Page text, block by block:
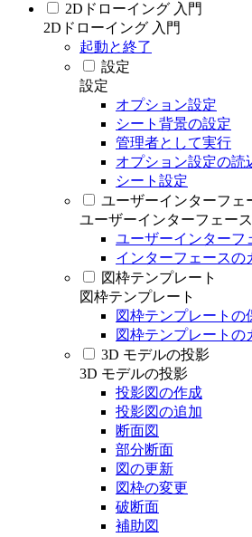
2Dドローイング 入門
2Dドローイング 入門
起動と終了
設定
設定
オプション設定
シート背景の設定
管理者として実行
オプション設定の読
シート設定
ユーザーインターフェ
ユーザーインターフェース
ユーザーインターフ
インターフェースの
図枠テンプレート
図枠テンプレート
図枠テンプレートの
図枠テンプレートの
3D モデルの投影
3D モデルの投影
投影図の作成
投影図の追加
断面図
部分断面
図の更新
図枠の変更
破断面
補助図